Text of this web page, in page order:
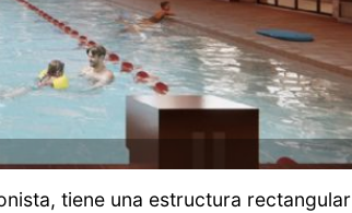
tiene una estructura rectangular